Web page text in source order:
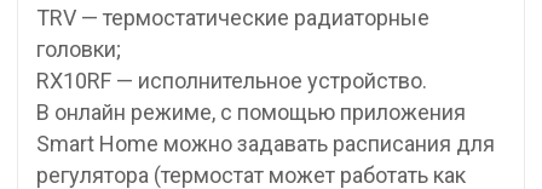
TRV — термостатические радиаторные
головки;
RX10RF — исполнительное устройство.
В онлайн режиме, с помощью приложения
Smart Home можно задавать расписания для
регулятора (термостат может работать как